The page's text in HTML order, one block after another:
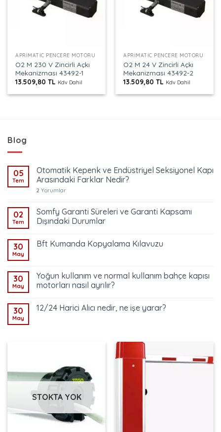
APRIMATIC PENCERE MOTORU
O2 M 230 V Zincirli Açkı
Mekanizması 43492-1
13.509,80TL Kdv Dahil
APRIMATIC PENCERE MOTORU
O2 M 24 V Zincirli Açkı
Mekanizması 43492-2
13.509,80TL Kdv Dahil
Blog
05
Tem
Otomatik Kepenk ve Endüstriyel Seksiyonel Kapı
Arasındaki Farklar Nedir?
2 Yorumlar
02
Tem
Somfy Garanti Süreleri ve Garanti Kapsamı
Dışındaki Durumlar
30
May
Bft Kumanda Kopyalama Kılavuzu
30
May
Yoğun kullanım ve normal kullanım bahçe kapısı
motorları nasıl ayrılır?
30
May
12/24 Harici Alıcı nedir, ne işe yarar?
STOKTA YOK